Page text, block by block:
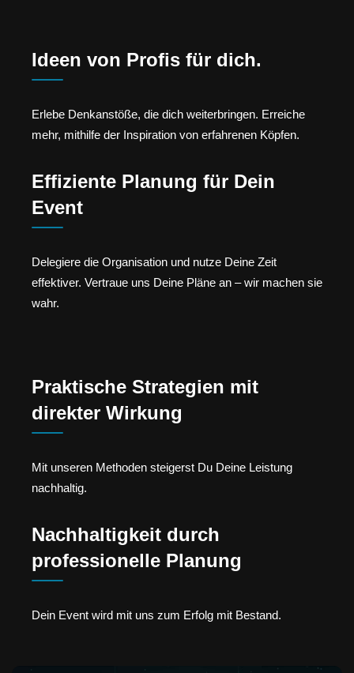
Ideen von Profis für dich.
Erlebe Denkanstöße, die dich weiterbringen. Erreiche
mehr, mithilfe der Inspiration von erfahrenen Köpfen.
Effiziente Planung für Dein
Event
Delegiere die Organisation und nutze Deine Zeit
effektiver. Vertraue uns Deine Pläne an – wir machen sie
wahr.
Praktische Strategien mit
direkter Wirkung
Mit unseren Methoden steigerst Du Deine Leistung
nachhaltig.
Nachhaltigkeit durch
professionelle Planung
Dein Event wird mit uns zum Erfolg mit Bestand.